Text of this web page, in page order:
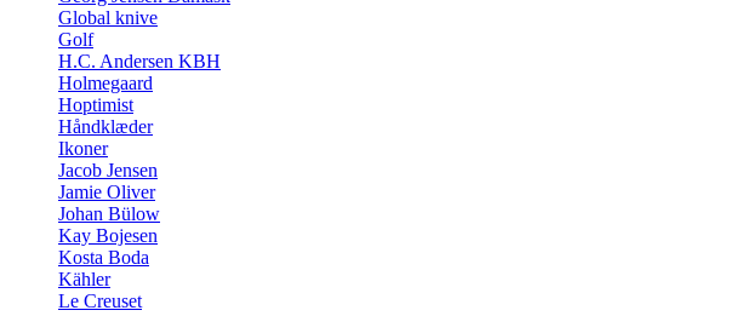
Global knive
Golf
H.C. Andersen KBH
Holmegaard
Hoptimist
Håndklæder
Ikoner
Jacob Jensen
Jamie Oliver
Johan Bülow
Kay Bojesen
Kosta Boda
Kähler
Le Creuset